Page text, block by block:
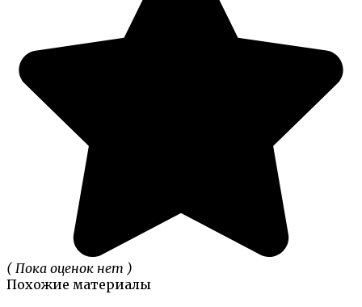
( Пока оценок нет )
Похожие материалы